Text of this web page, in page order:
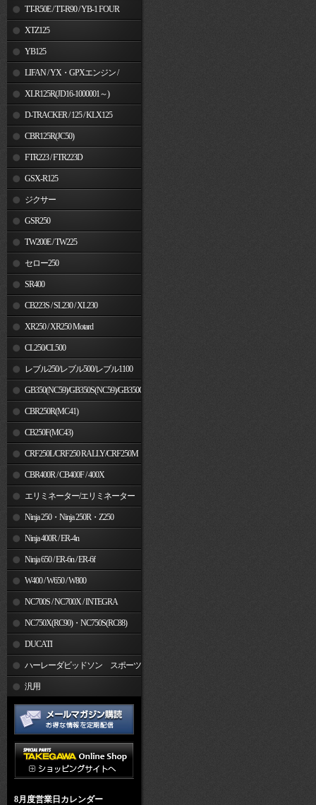
TT-R50E / TT-R90 / YB-1 FOUR
XTZ125
YB125
LIFAN / YX・GPXエンジン /
JinchengXLR125R(JD16-1000001～)
D-TRACKER / 125 / KLX125
CBR125R(JC50)
FTR223 / FTR223D
GSX-R125
ジクサー
GSR250
TW200E / TW225
セロー250
SR400
CB223S / SL230 / XL230
XR250 / XR250 Motard
CL250/CL500
レブル250/レブル500/レブル1100
GB350(NC59)/GB350S(NC59)/GB350C(NC64)
CBR250R(MC41)
CB250F(MC43)
CRF250L/CRF250 RALLY/CRF250M
CBR400R / CB400F / 400X
エリミネーター/エリミネーター
SE Ninja 250・Ninja 250R・Z250
Ninja 400R / ER-4n
Ninja 650 / ER-6n / ER-6f
W400 / W650 / W800
NC700S / NC700X / INTEGRA
NC750X(RC90)・NC750S(RC88)
DUCATI
ハーレーダビッドソン スポーツ
スター汎用
8月度営業日カレンダー